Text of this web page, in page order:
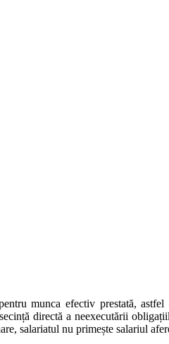
munca efectiv prestată,
directă a neexecutării
salariatul nu primește salariul